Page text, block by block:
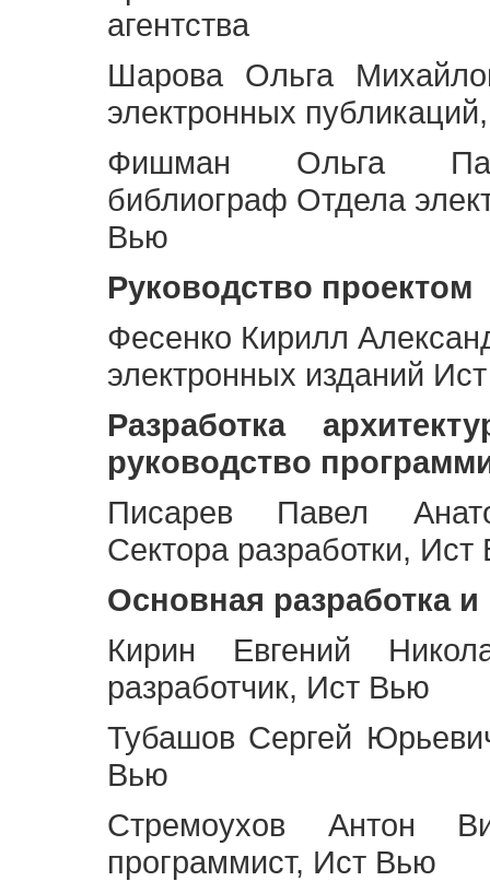
агентства
Шарова Ольга
электронных
Фишман Ольга
библиограф Отдела
Вью
Руководство проектом
Фесенко Кирилл
электронных изданий
Разработка
руководство
Писарев Павел
Сектора разработки,
Основная разработка
Кирин Евгений
разработчик, Ист Вью
Тубашов Сергей
Вью
Стремоухов Антон
программист, Ист Вью